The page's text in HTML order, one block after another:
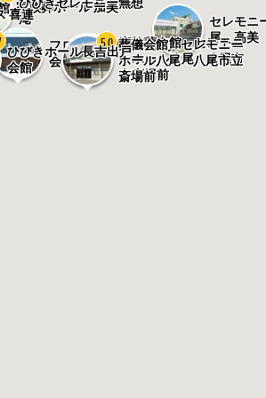
家族葬ホール 加美
庵
セレモニ
尾 高美
フローラルホール平野
会館
家族葬会館 セレモニ
ーホール八尾 八尾市
立斎場前
葬儀会館 セレモニー
ホール八尾 八尾市立
斎場前
5.0
ひびきホール長吉出戸
会館
喜連